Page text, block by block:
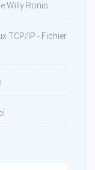
Willy Ronis
TCP/IP - Fichier